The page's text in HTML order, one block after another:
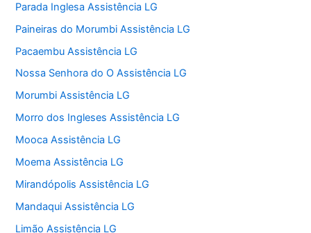
Parada Inglesa Assistência LG
Paineiras do Morumbi Assistência LG
Pacaembu Assistência LG
Nossa Senhora do O Assistência LG
Morumbi Assistência LG
Morro dos Ingleses Assistência LG
Mooca Assistência LG
Moema Assistência LG
Mirandópolis Assistência LG
Mandaqui Assistência LG
Limão Assistência LG